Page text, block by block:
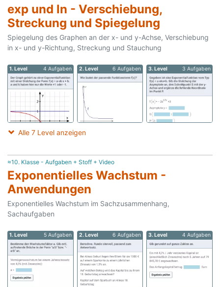
exp und ln - Verschiebung,
Streckung und Spiegelung
Spiegelung des Graphen an der x- und y-Achse, Verschiebung
in x- und y-Richtung, Streckung und Stauchung
1. Level 4 Aufgaben 2. Level 6 Aufgaben 3. Level 3 Aufgaben
Alle 7 Level anzeigen
≈10. Klasse - Aufgaben + Stoff + Video
Exponentielles Wachstum -
Anwendungen
Exponentielles Wachstum im Sachzusammenhang,
Sachaufgaben
1. Level 5 Aufgaben 2. Level 6 Aufgaben 3. Level 4 Aufgaben